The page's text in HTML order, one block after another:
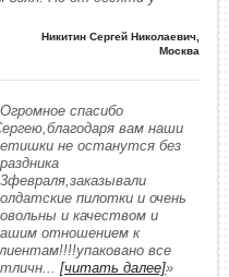
Никитин Сергей Николаевич
Москва
спасибо
вам наши
не останутся без
пилотки и очень
и качеством и
отношением к
все
... [читать далее]»